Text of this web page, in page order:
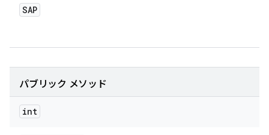
SAP
パブリック メソッド
int